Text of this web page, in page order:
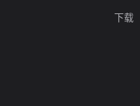
下载